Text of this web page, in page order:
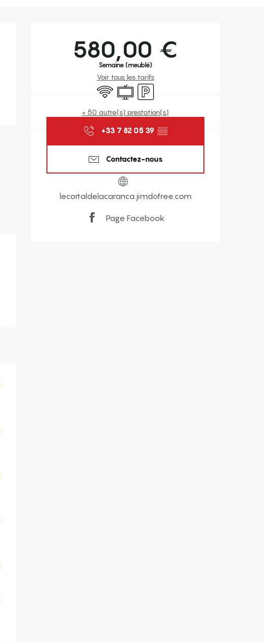
580,00 €
Semaine (meublé)
Voir tous les tarifs
WiFi Télévision
Parking
+ 50 autre(s) prestation(s)
+33 7 82 05 39 ▒▒
Contactez-nous
lecortaldelacaranca.jimdofree.com
Page Facebook